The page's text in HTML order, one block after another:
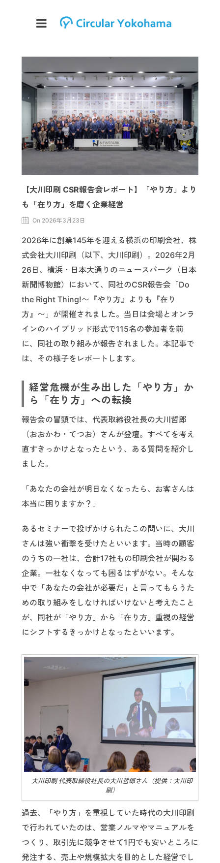
【大川印刷 CSR報告会レポート】「やり方」より
も「在り方」を磨く企業経営
On 2026年3月23日
2026年に創業145年を迎える横浜の印刷会社、株
式会社大川印刷（以下、大川印刷）。2026年2月
26日、横浜・日本大通りのニュースパーク（日本
新聞博物館）において、同社のCSR報告会「Do
the Right Thing!〜『やり方』よりも『在り
方』〜」が開催されました。当日は会場とオンラ
インのハイブリッド形式で115名の参加者を前
に、同社の取り組みが報告されました。本記事で
は、その様子をレポートします。
経営危機が生み出した「やり方」か
ら「在り方」への転換
報告会の冒頭では、代表取締役社長の大川哲郎
（おおかわ・てつお）さんが登壇。すべてを考え
直すきっかけとなったという、ある質問を紹介し
ました。
「あなたの会社が明日なくなったら、お客さんは
本当に困りますか？」
あるセミナーで投げかけられたこの問いに、大川
さんは強い衝撃を受けたといいます。当時の顧客
のうちの一社は、合計17社もの印刷会社が関わる
企業。一社なくなっても困るはずがない。そんな
中で「あなたの会社が必要だ」と言ってもらうた
めの取り組みをしなければいけないと考えたこと
が、同社が「やり方」から「在り方」重視の経営
にシフトするきっかけとなったといいます。
大川印刷 代表取締役社長の大川哲郎さん（提供：大川印
刷）
過去、「やり方」を重視していた時代の大川印刷
で行われていたのは、営業ノルマやマニュアルを
つくり、取引先に競争させて1円でも安いところに
発注する、売上や規模拡大を目的とした経営でし